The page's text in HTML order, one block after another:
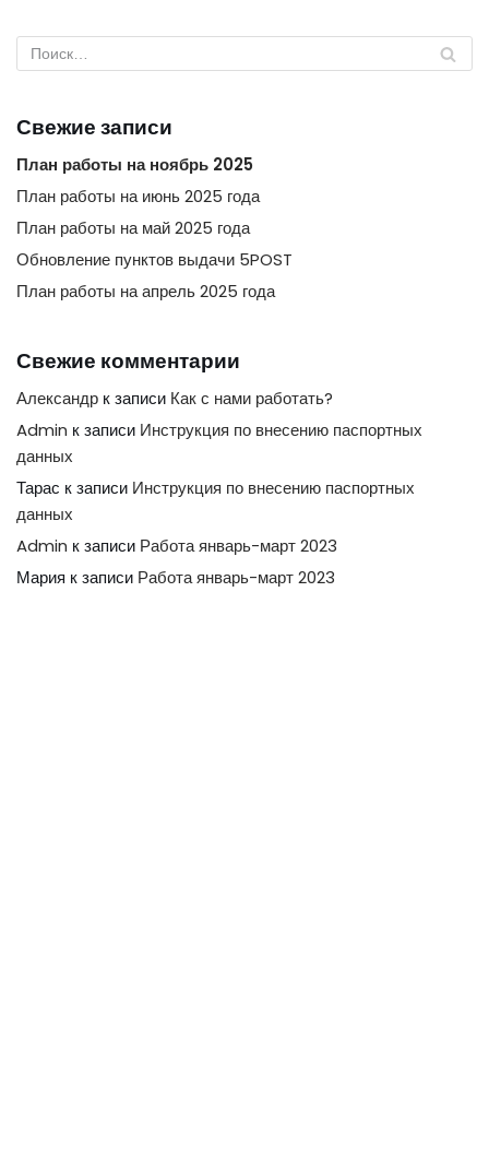
Свежие записи
План работы на ноябрь 2025
План работы на июнь 2025 года
План работы на май 2025 года
Обновление пунктов выдачи 5POST
План работы на апрель 2025 года
Свежие комментарии
Александр к записи Как с нами работать?
Admin к записи Инструкция по внесению паспортных
данных
Тарас к записи Инструкция по внесению паспортных
данных
Admin к записи Работа январь-март 2023
Мария к записи Работа январь-март 2023